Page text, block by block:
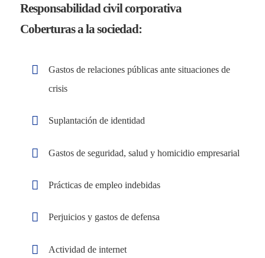
Responsabilidad civil corporativa
Coberturas a la sociedad:
Gastos de relaciones públicas ante situaciones de
crisis
Suplantación de identidad
Gastos de seguridad, salud y homicidio empresarial
Prácticas de empleo indebidas
Perjuicios y gastos de defensa
Actividad de internet